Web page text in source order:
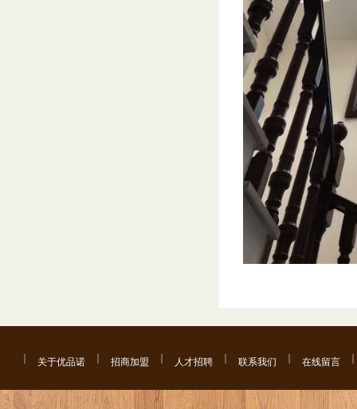
关于优品诺 招商加盟 人才招聘 联系我们 在线留言